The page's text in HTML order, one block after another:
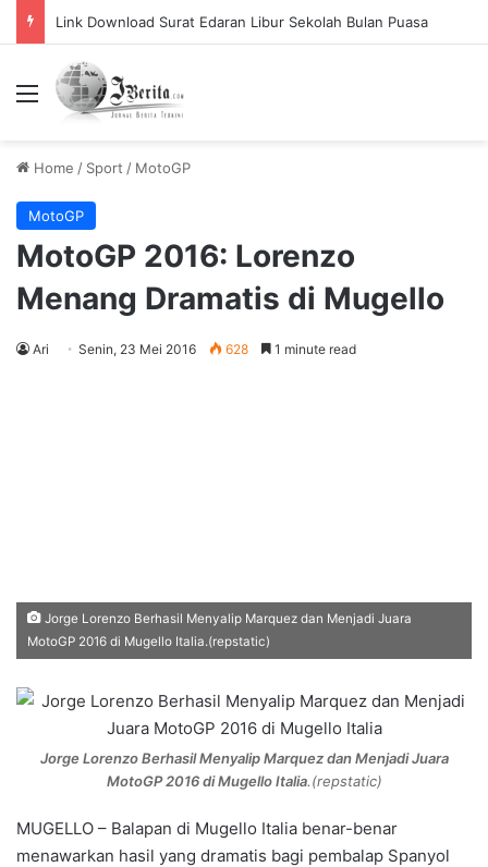
Link Download Surat Edaran Libur Sekolah Bulan Puasa
Menu
Home / Sport / MotoGP
MotoGP
MotoGP 2016: Lorenzo
Menang Dramatis di Mugello
Ari Senin, 23 Mei 2016 628 1 minute read
Jorge Lorenzo Berhasil Menyalip Marquez dan Menjadi Juara
MotoGP 2016 di Mugello Italia.(repstatic)
Jorge Lorenzo Berhasil Menyalip Marquez dan Menjadi Juara
MotoGP 2016 di Mugello Italia.(repstatic)
MUGELLO – Balapan di Mugello Italia benar-benar
menawarkan hasil yang dramatis bagi pembalap Spanyol